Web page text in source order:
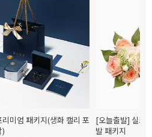
리미엄 패키지(생화 캘리 포
)
[오늘출발] 실크
발 패키지